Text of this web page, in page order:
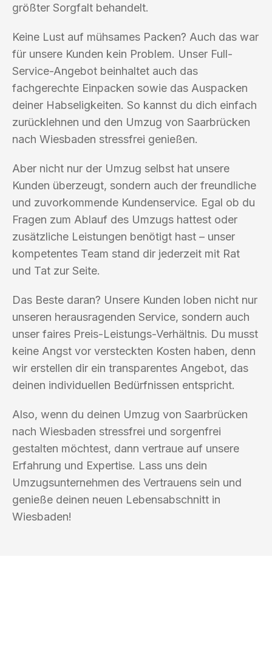
größter Sorgfalt behandelt.
Keine Lust auf mühsames Packen? Auch das war
für unsere Kunden kein Problem. Unser Full-
Service-Angebot beinhaltet auch das
fachgerechte Einpacken sowie das Auspacken
deiner Habseligkeiten. So kannst du dich einfach
zurücklehnen und den Umzug von Saarbrücken
nach Wiesbaden stressfrei genießen.
Aber nicht nur der Umzug selbst hat unsere
Kunden überzeugt, sondern auch der freundliche
und zuvorkommende Kundenservice. Egal ob du
Fragen zum Ablauf des Umzugs hattest oder
zusätzliche Leistungen benötigt hast – unser
kompetentes Team stand dir jederzeit mit Rat
und Tat zur Seite.
Das Beste daran? Unsere Kunden loben nicht nur
unseren herausragenden Service, sondern auch
unser faires Preis-Leistungs-Verhältnis. Du musst
keine Angst vor versteckten Kosten haben, denn
wir erstellen dir ein transparentes Angebot, das
deinen individuellen Bedürfnissen entspricht.
Also, wenn du deinen Umzug von Saarbrücken
nach Wiesbaden stressfrei und sorgenfrei
gestalten möchtest, dann vertraue auf unsere
Erfahrung und Expertise. Lass uns dein
Umzugsunternehmen des Vertrauens sein und
genieße deinen neuen Lebensabschnitt in
Wiesbaden!